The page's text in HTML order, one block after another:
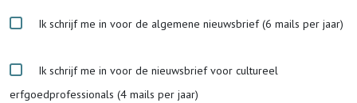
Ik schrijf me in voor de algemene nieuwsbrief (6 mails per jaar)
Ik schrijf me in voor de nieuwsbrief voor cultureel
erfgoedprofessionals (4 mails per jaar)